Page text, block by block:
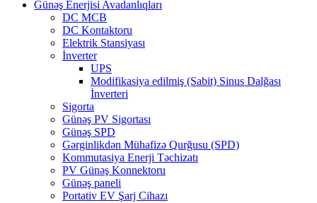
Günəş Enerjisi Avadanlıqları
DC MCB
DC Kontaktoru
Elektrik Stansiyası
İnverter
UPS
Modifikasiya edilmiş (Sabit) Sinus Dalğası
İnverteri
Sigorta
Günəş PV Sigortası
Günəş SPD
Gərginlikdən Mühafizə Qurğusu (SPD)
Kommutasiya Enerji Təchizatı
PV Günəş Konnektoru
Günəş paneli
Portativ EV Şarj Cihazı